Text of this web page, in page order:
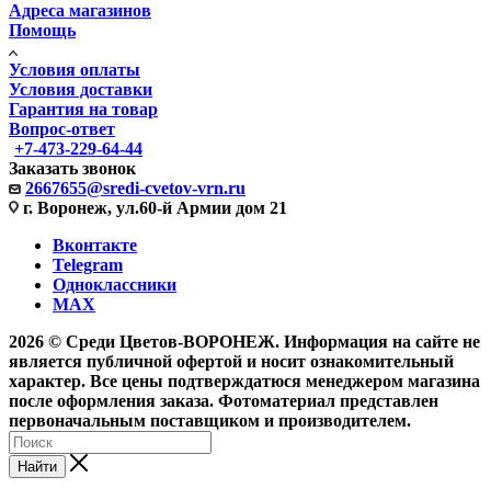
Адреса магазинов
Помощь
Условия оплаты
Условия доставки
Гарантия на товар
Вопрос-ответ
+7-473-229-64-44
Заказать звонок
2667655@sredi-cvetov-vrn.ru
г. Воронеж, ул.60-й Армии дом 21
Вконтакте
Telegram
Одноклассники
MAX
2026 © Среди Цветов-ВОРОНЕЖ. Информация на сайте не
является публичной офертой и носит ознакомительный
характер. Все цены подтверждатюся менеджером магазина
после оформления заказа. Фотоматериал представлен
первоначальным поставщиком и производителем.
Найти